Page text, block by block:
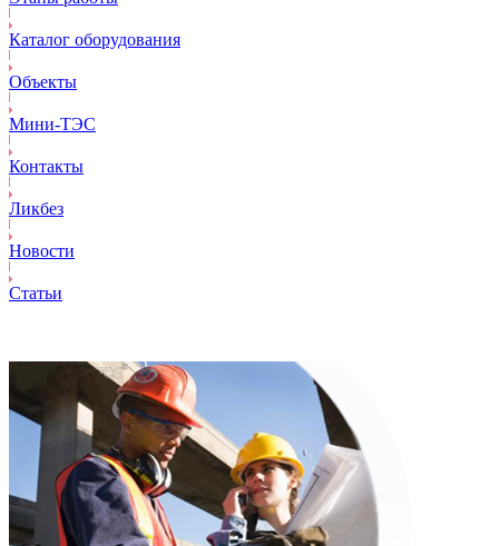
Каталог оборудования
Объекты
Mини-ТЭС
Контакты
Ликбез
Новости
Статьи